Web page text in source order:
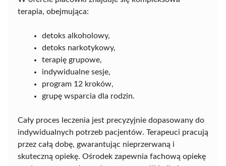
terapia, obejmująca:
detoks alkoholowy,
detoks narkotykowy,
terapię grupowe,
indywidualne sesje,
program 12 kroków,
grupę wsparcia dla rodzin.
Cały proces leczenia jest precyzyjnie dopasowany do
indywidualnych potrzeb pacjentów. Terapeuci pracują
przez całą dobę, gwarantując nieprzerwaną i
skuteczną opiekę. Ośrodek zapewnia fachową opiekę